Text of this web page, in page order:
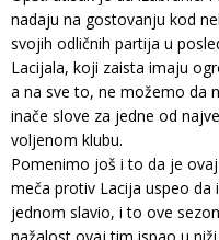
nadaju na gostovanju kod
svojih odličnih partija u
Lacijala, koji zaista imaju
a na sve to, ne možemo da
inače slove za jedne od
voljenom klubu.
Pomenimo još i to da je
meča protiv Lacija uspeo da
jednom slavio, i to ove